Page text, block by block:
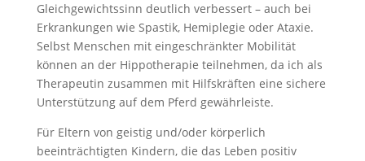
Gleichgewichtssinn deutlich verbessert – auch bei
Erkrankungen wie Spastik, Hemiplegie oder Ataxie.
Selbst Menschen mit eingeschränkter Mobilität
können an der Hippotherapie teilnehmen, da ich als
Therapeutin zusammen mit Hilfskräften eine sichere
Unterstützung auf dem Pferd gewährleiste.
Für Eltern von geistig und/oder körperlich
beeinträchtigten Kindern, die das Leben positiv